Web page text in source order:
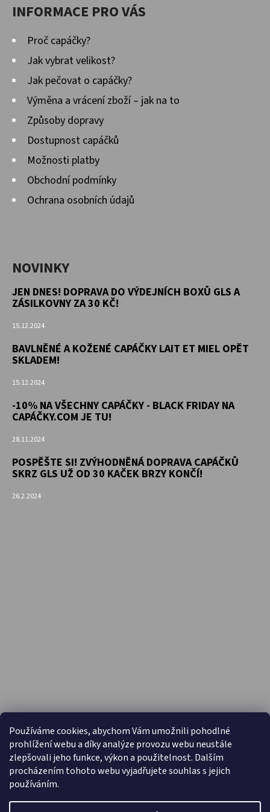
Používáme cookies, abychom Vám umožnili pohodlné
prohlížení webu a díky analýze provozu webu neustále
zlepšovali jeho funkce, výkon a použitelnost. Dalším
procházením tohoto webu vyjadřujete souhlas s jejich
používáním.
INFORMACE PRO VÁS
Proč capáčky?
Jak vybrat velikost?
Jak pečovat o capáčky?
Výměna a vrácení zboží – jak na to
Způsoby dopravy
Dostupnost capáčků
Možnosti platby
Obchodní podmínky
Ochrana osobních údajů
NOVINKY
JEN DNES! DOPRAVA DO VÝDEJNÍCH BOXŮ GLS A
ZÁSILKOVNY ZA 30 KČ!
15.12.2024
BAVLNĚNÉ A KOŽENÉ CAPÁČKY LAIT ET MIEL OPĚT
SKLADEM!
15.12.2024
-10% NA VŠECHNY CAPÁČKY - BLACK FRIDAY NA
CAPÁČKY.COM JE TU!
28.11.2024
POSPĚŠTE SI! ZVÝHODNĚNÁ DOPRAVA CAPÁČKŮ
SKRZ GLS UŽ OD 30 KAČEK BRZY KONČÍ!
26.2.2024
PŘIJÍMÁME ONLINE PLATBY